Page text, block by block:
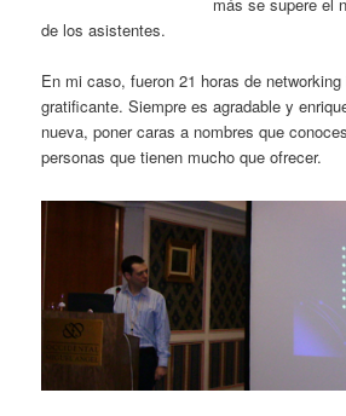
de los asistentes.
En mi caso, fueron 21 horas de
gratificante. Siempre es agradable y
nueva, poner caras a nombres que
personas que tienen mucho que ofrecer.